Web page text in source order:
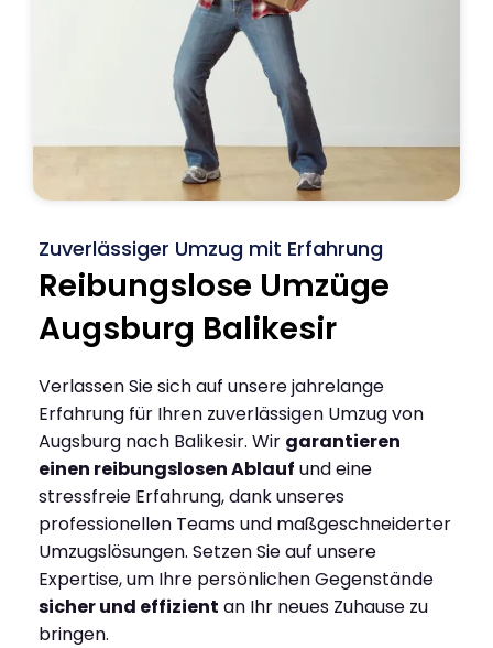
Zuverlässiger Umzug mit Erfahrung
Reibungslose Umzüge
Augsburg Balikesir
Verlassen Sie sich auf unsere jahrelange
Erfahrung für Ihren zuverlässigen Umzug von
Augsburg nach Balikesir. Wir garantieren
einen reibungslosen Ablauf und eine
stressfreie Erfahrung, dank unseres
professionellen Teams und maßgeschneiderter
Umzugslösungen. Setzen Sie auf unsere
Expertise, um Ihre persönlichen Gegenstände
sicher und effizient an Ihr neues Zuhause zu
bringen.